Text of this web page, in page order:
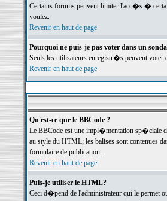
Certains forums peuvent limiter l'acc�s �
voulez.
Revenir en haut de page
Pourquoi ne puis-je pas voter dans un
Seuls les utilisateurs enregistr�s peuvent
Revenir en haut de page
Qu'est-ce que le BBCode ?
Le BBCode est une impl�mentation sp�ciale
au style du HTML; les balises sont contenues
formulaire de publication.
Revenir en haut de page
Puis-je utiliser le HTML?
Ceci d�pend de l'administrateur qui le permet